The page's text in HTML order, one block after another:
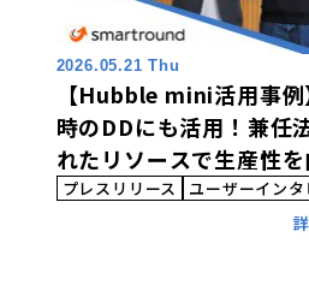
2026.05.21 Thu
【Hubble mini活用事
時のDDにも活用！兼任
れたリソースで生産性
式会社スマートラウン
「Hubble mini」活用
プレスリリース
ユーザーインタ